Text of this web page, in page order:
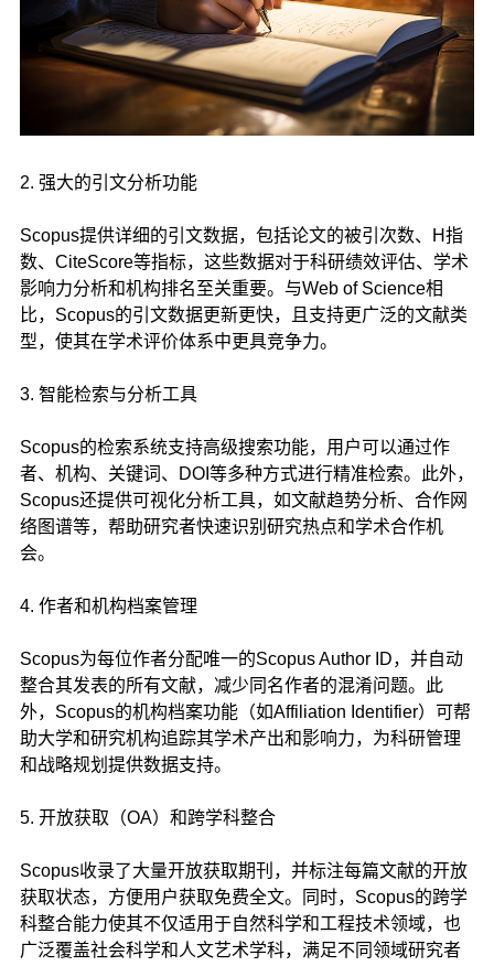
2. 强大的引文分析功能
Scopus提供详细的引文数据，包括论文的被引次数、H指
数、CiteScore等指标，这些数据对于科研绩效评估、学术
影响力分析和机构排名至关重要。与Web of Science相
比，Scopus的引文数据更新更快，且支持更广泛的文献类
型，使其在学术评价体系中更具竞争力。
3. 智能检索与分析工具
Scopus的检索系统支持高级搜索功能，用户可以通过作
者、机构、关键词、DOI等多种方式进行精准检索。此外，
Scopus还提供可视化分析工具，如文献趋势分析、合作网
络图谱等，帮助研究者快速识别研究热点和学术合作机
会。
4. 作者和机构档案管理
Scopus为每位作者分配唯一的Scopus Author ID，并自动
整合其发表的所有文献，减少同名作者的混淆问题。此
外，Scopus的机构档案功能（如Affiliation Identifier）可帮
助大学和研究机构追踪其学术产出和影响力，为科研管理
和战略规划提供数据支持。
5. 开放获取（OA）和跨学科整合
Scopus收录了大量开放获取期刊，并标注每篇文献的开放
获取状态，方便用户获取免费全文。同时，Scopus的跨学
科整合能力使其不仅适用于自然科学和工程技术领域，也
广泛覆盖社会科学和人文艺术学科，满足不同领域研究者